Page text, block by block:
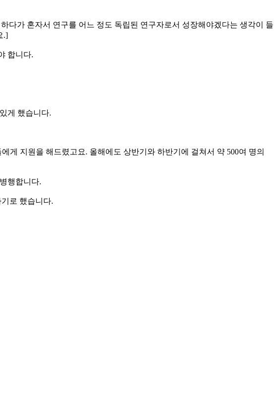
다가 혼자서 연구를 어느 정도 독립된 연구자로서 성장해야겠다는 생각이 들
.]
합니다.
게 했습니다.
게 지원을 해드렸고요. 올해에도 상반기와 하반기에 걸쳐서 약 500여 명의
행합니다.
로 했습니다.